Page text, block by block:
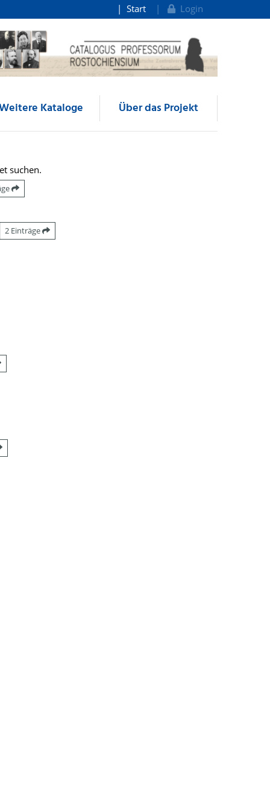
Start Login
Kataloge Über das Projekt
suchen.
2 Einträge